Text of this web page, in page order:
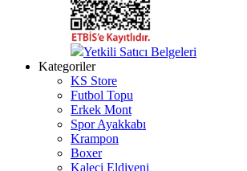
Yetkili Satıcı Belgeleri
Kategoriler
KS Store
Futbol Topu
Erkek Mont
Spor Ayakkabı
Krampon
Boxer
Kaleci Eldiveni